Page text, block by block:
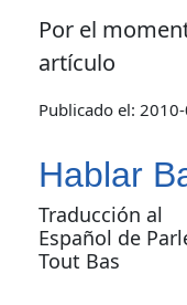
Por el
artículo
Publicado el:
Hablar
Traducción al
Español de
Tout Bas